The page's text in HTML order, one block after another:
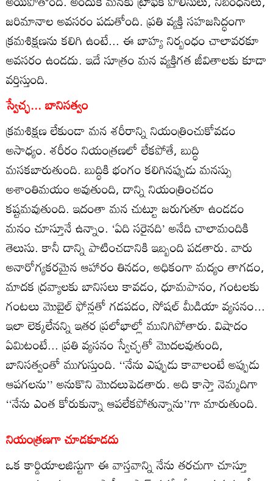
జరిమానాల అవసరం పడుతోంది. ప్రతి వ్యక్తి సహజసిద్ధంగా
క్రమశిక్షణను కలిగి ఉంటే... ఈ బాహ్య నిర్బంధం చాలావరకూ
అవసరం ఉండదు. ఇదే సూత్రం మన వ్యక్తిగత జీవితాలకు కూడా
వర్తిస్తుంది.
స్వేచ్ఛ... బానిసత్వం
క్రమశిక్షణ లేకుండా మన శరీరాన్ని నియంత్రించుకోవడం
అసాధ్యం. శరీరం నియంత్రణలో లేకపోతే, బుద్ధి
మసకబారుతుంది. బుద్ధికి భంగం కలిగినప్పుడు మనస్సు
అశాంతిమయం అవుతుంది, దాన్ని నియంత్రించడం
కష్టమవుతుంది. ఇదంతా మన చుట్టూ జరుగుతూ ఉండడం
మనం చూస్తూనే ఉన్నాం. ‘ఏది సరైనది’ అనేది చాలామందికి
తెలుసు. కానీ దాన్ని పాటించడానికి ఇబ్బంది పడతారు. వారు
అనారోగ్యకరమైన ఆహారం తినడం, అధికంగా మద్యం తాగడం,
మాదక ద్రవ్యాలకు బానిసలు కావడం, ధూమపానం, గంటలకు
గంటలు మొబైల్‌ ఫోన్లతో గడపడం, సోషల్‌ మీడియా వ్యసనం...
ఇలా లెక్కలేనన్ని ఇతర ప్రలోభాల్లో మునిగిపోతారు. విషాదం
ఏమిటంటే... ప్రతి వ్యసనం స్వేచ్ఛతో మొదలవుతుంది,
బానిసత్వంతో ముగుస్తుంది. ‘‘నేను ఎప్పుడు కావాలంటే అప్పుడు
ఆపగలను’’ అనుకొని మొదలుపెడతారు. అది కాస్తా నెమ్మదిగా
‘‘నేను ఎంత కోరుకున్నా ఆపలేకపోతున్నాను’’గా మారుతుంది.
నియంత్రణగా చూడకూడదు
ఒక కార్డియాలజిస్టుగా ఈ వాస్తవాన్ని నేను తరచుగా చూస్తూ